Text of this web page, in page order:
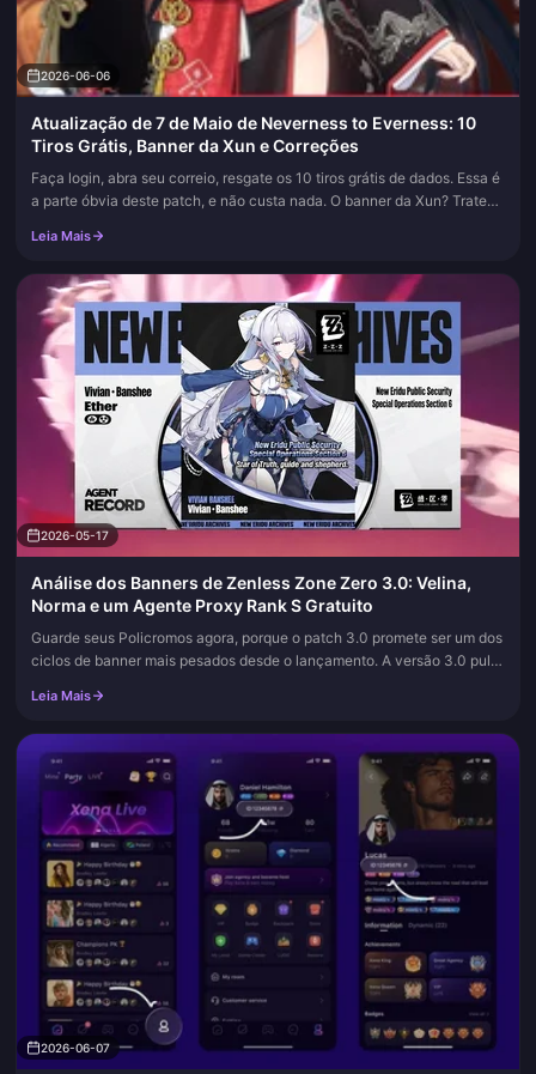
2026-06-06
Atualização de 7 de Maio de Neverness to Everness: 10
Tiros Grátis, Banner da Xun e Correções
Faça login, abra seu correio, resgate os 10 tiros grátis de dados. Essa é
a parte óbvia deste patch, e não custa nada. O banner da Xun? Trate-o
Leia Mais
2026-05-17
Análise dos Banners de Zenless Zone Zero 3.0: Velina,
Norma e um Agente Proxy Rank S Gratuito
Guarde seus Policromos agora, porque o patch 3.0 promete ser um dos
ciclos de banner mais pesados desde o lançamento. A versão 3.0 pula
Leia Mais
2026-06-07